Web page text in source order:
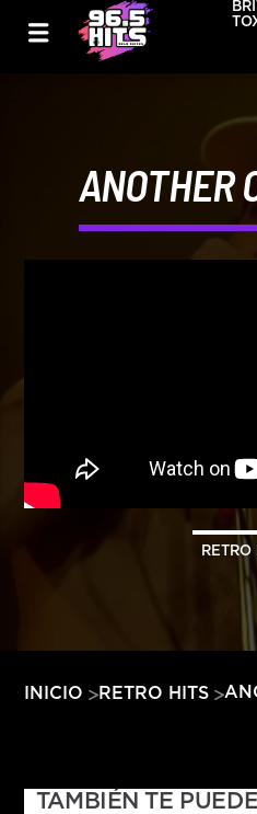
HITS –
ANOTHER
RETRO
INICIO RETRO HITS
TAMBIÉN TE